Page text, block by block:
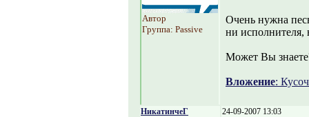
Автор
Группа: Passive
Очень нужна
ни исполнителя,
Может Вы
Вложение:
НикатинчеГ 24-09-2007 13:03